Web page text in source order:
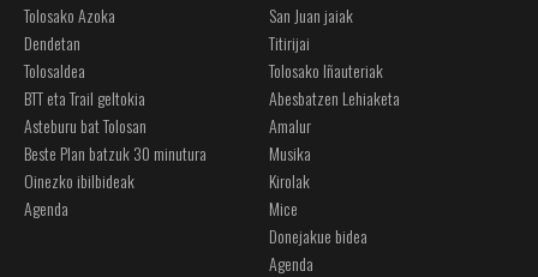
Tolosako Azoka
Dendetan
Tolosaldea
BTT eta Trail geltokia
Asteburu bat Tolosan
Beste Plan batzuk 30 minutura
Oinezko ibilbideak
Agenda
San Juan jaiak
Titirijai
Tolosako Iñauteriak
Abesbatzen Lehiaketa
Amalur
Musika
Kirolak
Mice
Donejakue bidea
Agenda